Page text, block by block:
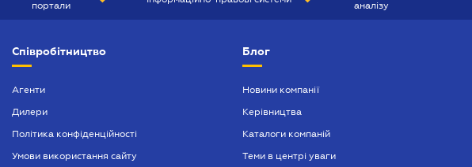
портали
БІЗНЕС
БУХГАЛТЕР ПРОФ
аналізу
Співробітництво
Агенти
Дилери
Політика конфіденційності
Умови використання сайту
Блог
Новини компанії
Керівництва
Каталоги компаній
Теми в центрі уваги